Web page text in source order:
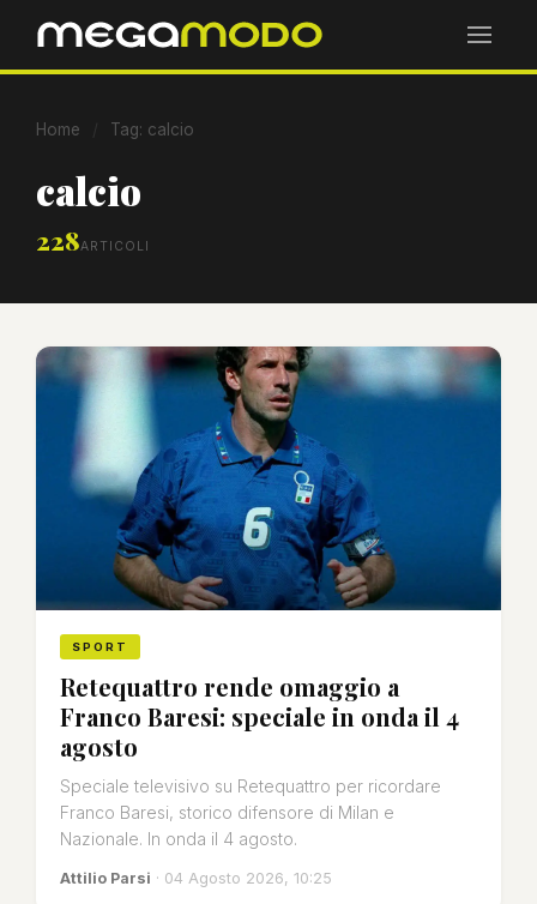
Home Tag: calcio
calcio
228ARTICOLI
SPORT
Retequattro rende omaggio a
Franco Baresi: speciale in onda il 4
agosto
Speciale televisivo su Retequattro per ricordare
Franco Baresi, storico difensore di Milan e
Nazionale. In onda il 4 agosto.
Attilio Parsi · 04 Agosto 2026, 10:25